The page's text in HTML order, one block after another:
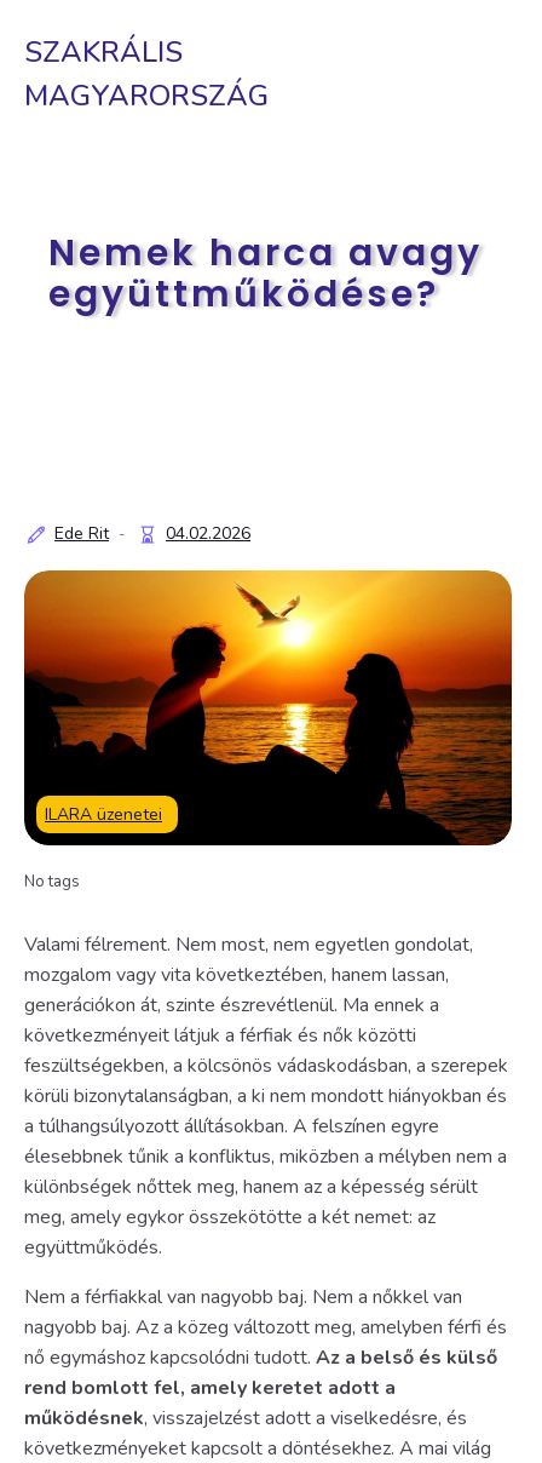
SZAKRÁLIS
MAGYARORSZÁG
Nemek harca avagy
együttműködése?
Ede Rit - 04.02.2026
ILARA üzenetei
No tags
Valami félrement. Nem most, nem egyetlen gondolat,
mozgalom vagy vita következtében, hanem lassan,
generációkon át, szinte észrevétlenül. Ma ennek a
következményeit látjuk a férfiak és nők közötti
feszültségekben, a kölcsönös vádaskodásban, a szerepek
körüli bizonytalanságban, a ki nem mondott hiányokban és
a túlhangsúlyozott állításokban. A felszínen egyre
élesebbnek tűnik a konfliktus, miközben a mélyben nem a
különbségek nőttek meg, hanem az a képesség sérült
meg, amely egykor összekötötte a két nemet: az
együttműködés.
Nem a férfiakkal van nagyobb baj. Nem a nőkkel van
nagyobb baj. Az a közeg változott meg, amelyben férfi és
nő egymáshoz kapcsolódni tudott. Az a belső és külső
rend bomlott fel, amely keretet adott a
működésnek, visszajelzést adott a viselkedésre, és
következményeket kapcsolt a döntésekhez. A mai világ